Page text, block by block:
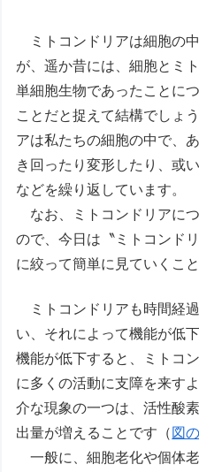
ミトコンドリアは細胞の
が、遥か昔には、細胞とミ
単細胞生物であったことに
ことだと捉えて結構でしょ
アは私たちの細胞の中で、
き回ったり変形したり、或
などを繰り返しています。
なお、ミトコンドリアに
ので、今日は〝ミトコンド
に絞って簡単に見ていくこ
ミトコンドリアも時間経
い、それによって機能が低
機能が低下すると、ミトコ
に多くの活動に支障を来す
介な現象の一つは、活性酸
出量が増えることです（ 図
一般に、細胞老化や個体